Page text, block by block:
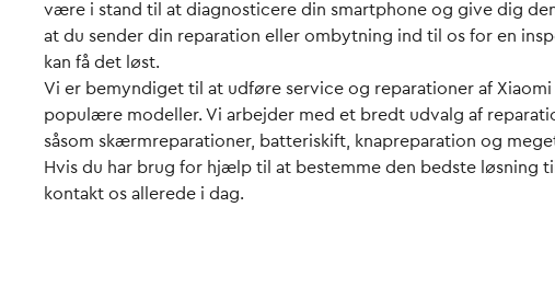
være i stand til at diagnosticere din smartphone og give dig
at du sender din reparation eller ombytning ind til os for en
kan få det løst.
Vi er bemyndiget til at udføre service og reparationer af Xiaomi
populære modeller. Vi arbejder med et bredt udvalg af
såsom skærmreparationer, batteriskift, knapreparation og
Hvis du har brug for hjælp til at bestemme den bedste løsning
kontakt os allerede i dag.